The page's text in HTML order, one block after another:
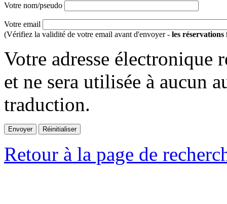
Votre nom/pseudo
Votre email
(Vérifiez la validité de votre email avant d'envoyer - les réservations
Votre adresse électronique
et ne sera utilisée à aucun
traduction.
Retour à la page de